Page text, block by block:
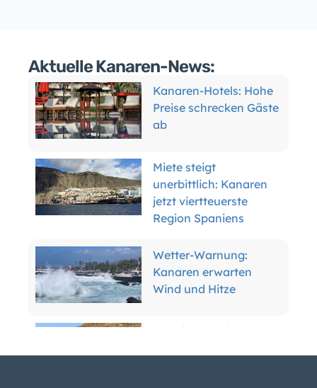
Aktuelle Kanaren-News:
Kanaren-Hotels: Hohe
Preise schrecken Gäste
ab
Miete steigt
unerbittlich: Kanaren
jetzt viertteuerste
Region Spaniens
Wetter-Warnung:
Kanaren erwarten
Wind und Hitze
Teneriffa enteignet